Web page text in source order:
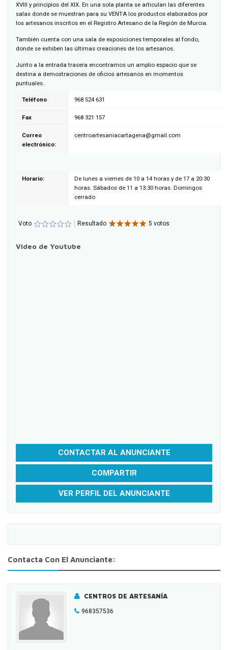
XVIII y principios del XIX. En una sola planta se articulan las diferentes
salas donde se muestran para su VENTA los productos elaborados por
los artesanos inscritos en el Registro Artesano de la Región de Murcia.
También cuenta con una sala de exposiciones temporales al fondo,
donde se exhiben las últimas creaciones de los artesanos.
Junto a la entrada trasera encontramos un amplio espacio que se
destina a demostraciones de oficios artesanos en momentos
puntuales.
Teléfono 968 524 631
Fax 968 321 157
Correo
electrónico:
moc.liamg@anegatracainasetraortnec
Horario:
De lunes a viernes de 10 a 14 horas y de 17 a 20:30
horas. Sábados de 11 a 13:30 horas. Domingos
cerrado
Voto Resultado 5 votos
Video de Youtube
CONTACTAR AL ANUNCIANTE
COMPARTIR
VER PERFIL DEL ANUNCIANTE
Contacta Con El Anunciante:
CENTROS DE ARTESANÍA
968357536